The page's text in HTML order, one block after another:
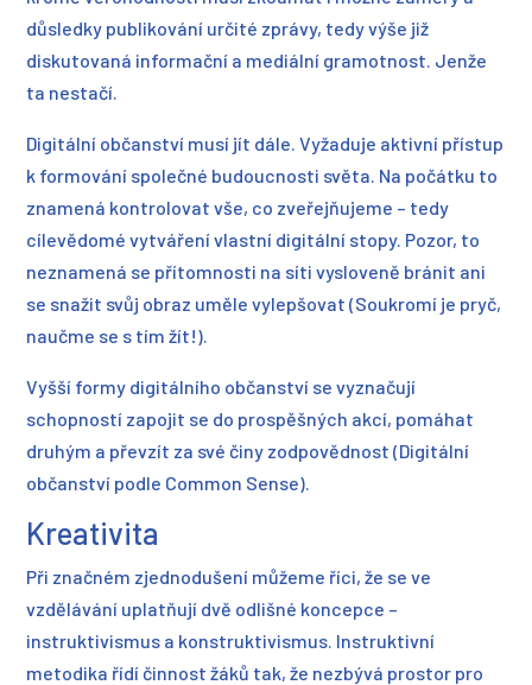
důsledky publikování určité zprávy, tedy výše již
diskutovaná informační a mediální gramotnost. Jenže
ta nestačí.
Digitální občanství musí jít dále. Vyžaduje aktivní přístup
k formování společné budoucnosti světa. Na počátku to
znamená kontrolovat vše, co zveřejňujeme – tedy
cílevědomé vytváření vlastní digitální stopy. Pozor, to
neznamená se přítomnosti na síti vysloveně bránit ani
se snažit svůj obraz uměle vylepšovat (Soukromí je pryč,
naučme se s tím žít!).
Vyšší formy digitálního občanství se vyznačují
schopností zapojit se do prospěšných akcí, pomáhat
druhým a převzít za své činy zodpovědnost (Digitální
občanství podle Common Sense).
Kreativita
Při značném zjednodušení můžeme říci, že se ve
vzdělávání uplatňují dvě odlišné koncepce –
instruktivismus a konstruktivismus. Instruktivní
metodika řídí činnost žáků tak, že nezbývá prostor pro